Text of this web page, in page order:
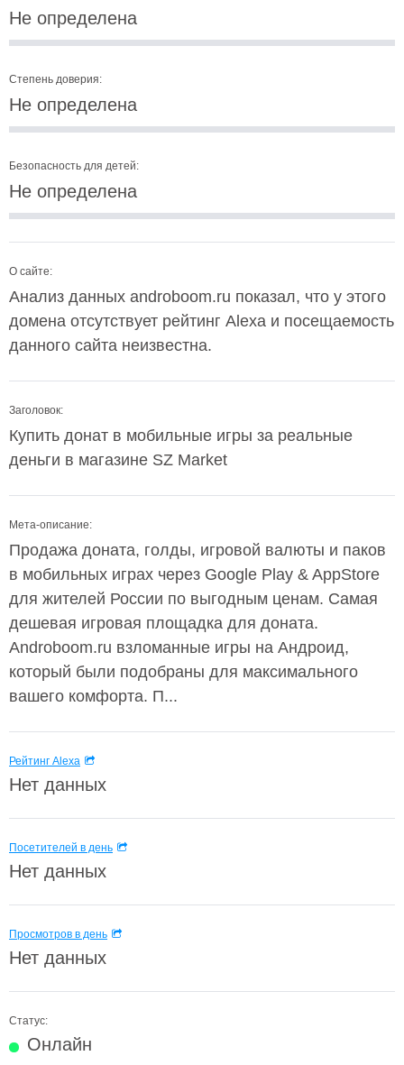
Не определена
Степень доверия:
Не определена
Безопасность для детей:
Не определена
О сайте:
Анализ данных androboom.ru показал, что у этого
домена отсутствует рейтинг Alexa и посещаемость
данного сайта неизвестна.
Заголовок:
Купить донат в мобильные игры за реальные
деньги в магазине SZ Market
Мета-описание:
Продажа доната, голды, игровой валюты и паков
в мобильных играх через Google Play & AppStore
для жителей России по выгодным ценам. Самая
дешевая игровая площадка для доната.
Androboom.ru взломанные игры на Андроид,
который были подобраны для максимального
вашего комфорта. П...
Рейтинг Alexa
Нет данных
Посетителей в день
Нет данных
Просмотров в день
Нет данных
Статус:
Онлайн